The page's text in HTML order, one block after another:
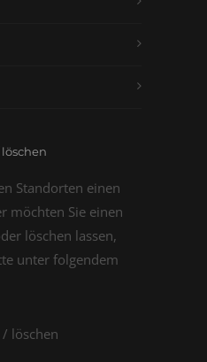
Standorten einen
möchten Sie einen
löschen lassen,
unter folgendem
löschen